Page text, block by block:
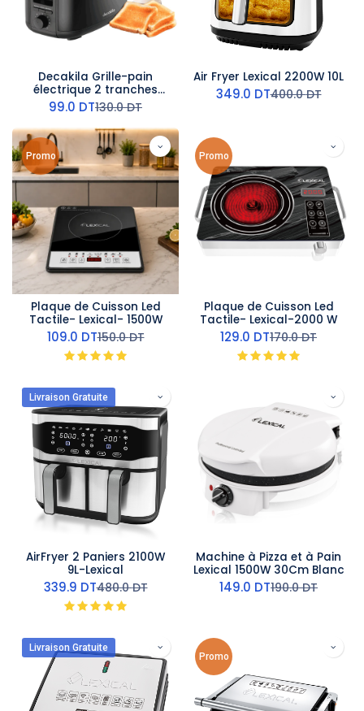
Decakila Grille-pain
électrique 2 tranches
650-750W
99.0 DT130.0DT
Air Fryer Lexical 2200W 10L
349.0 DT400.0DT
Promo
Plaque de Cuisson Led
Tactile- Lexical- 1500W
109.0 DT150.0DT
Promo
Plaque de Cuisson Led
Tactile- Lexical-2000 W
129.0 DT170.0DT
Livraison Gratuite
AirFryer 2 Paniers 2100W
9L-Lexical
339.9 DT480.0DT
Machine à Pizza et à Pain
Lexical 1500W 30Cm Blanc
149.0 DT190.0DT
Livraison Gratuite
Promo